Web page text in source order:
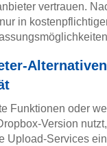
vertrauen.
in
Funktionen oder
Version
Upload-Services